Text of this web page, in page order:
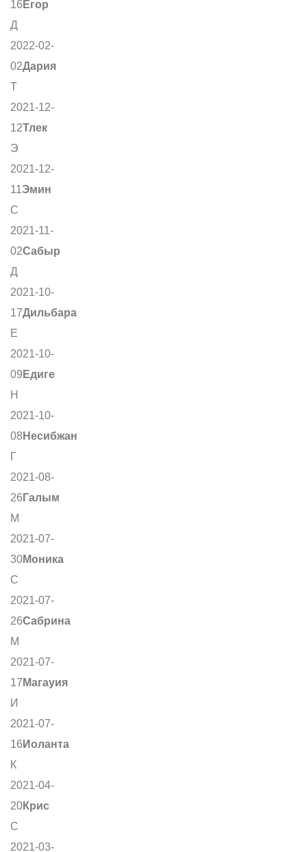
16 Егор
Д
2022-02-
02Дария
Т
2021-12-
12Тлек
Э
2021-12-
11Эмин
С
2021-11-
02Сабыр
Д
2021-10-
17Дильбара
Е
2021-10-
09 Едиге
Н
2021-10-
08 Несибжан
Г
2021-08-
26 Галым
М
2021-07-
30Моника
С
2021-07-
26Сабрина
М
2021-07-
17 Магауия
И
2021-07-
16 Иоланта
К
2021-04-
20Крис
С
2021-03-